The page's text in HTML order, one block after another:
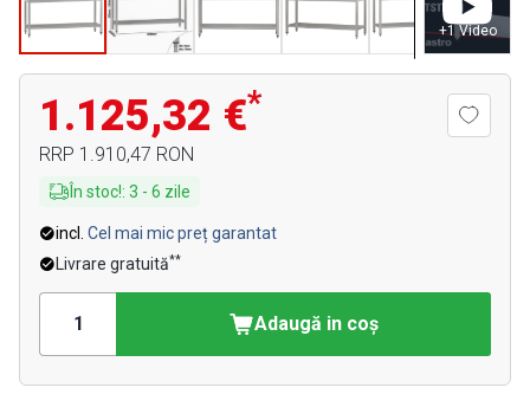
+1 Video
1.125,32 €*
RRP 1.910,47 RON
În stoc!: 3 - 6 zile
incl. Cel mai mic preț garantat
Livrare gratuită**
Adaugă in coş